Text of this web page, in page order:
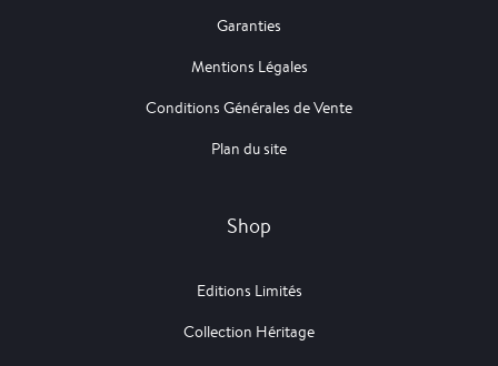
Garanties
Mentions Légales
Conditions Générales de Vente
Plan du site
Shop
Editions Limités
Collection Héritage